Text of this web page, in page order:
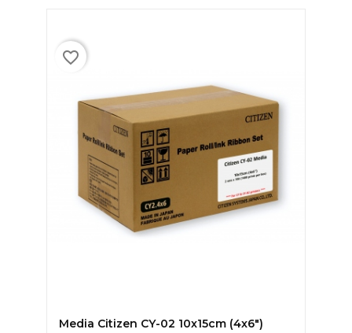
Media Citizen CY-02 10x15cm (4x6")
favorite_border